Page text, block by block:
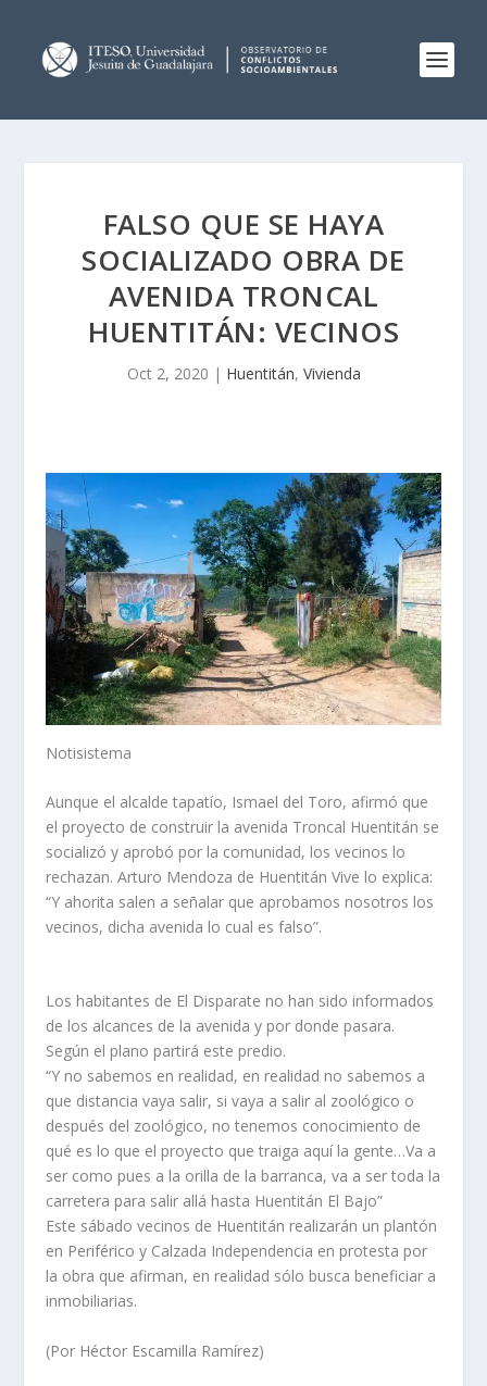
FALSO QUE SE HAYA
SOCIALIZADO OBRA DE
AVENIDA TRONCAL
HUENTITÁN: VECINOS
Oct 2, 2020 | Huentitán, Vivienda
Notisistema
Aunque el alcalde tapatío, Ismael del Toro, afirmó que
el proyecto de construir la avenida Troncal Huentitán se
socializó y aprobó por la comunidad, los vecinos lo
rechazan. Arturo Mendoza de Huentitán Vive lo explica:
“Y ahorita salen a señalar que aprobamos nosotros los
vecinos, dicha avenida lo cual es falso”.
Los habitantes de El Disparate no han sido informados
de los alcances de la avenida y por donde pasara.
Según el plano partirá este predio.
“Y no sabemos en realidad, en realidad no sabemos a
que distancia vaya salir, si vaya a salir al zoológico o
después del zoológico, no tenemos conocimiento de
qué es lo que el proyecto que traiga aquí la gente…Va a
ser como pues a la orilla de la barranca, va a ser toda la
carretera para salir allá hasta Huentitán El Bajo”
Este sábado vecinos de Huentitán realizarán un plantón
en Periférico y Calzada Independencia en protesta por
la obra que afirman, en realidad sólo busca beneficiar a
inmobiliarias.
(Por Héctor Escamilla Ramírez)